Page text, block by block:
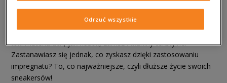
żywotność. Jest on bowiem przeznaczony do canvasu,
nubuku, siatki, wełny, syntetyków, jak i poliestru. Obok niego
czeka teżimpregnat Crep Protector. Stworzony z myślą o
taki materiałach, jak nubuk, zamsz i tkaniny tekstylne.
Zastanawiasz się jednak, co zyskasz dzięki zastosowaniu
impregnatu? To, co najważniejsze, czyli dłuższe życie swoich
sneakersów!
Odrzuć wszystkie